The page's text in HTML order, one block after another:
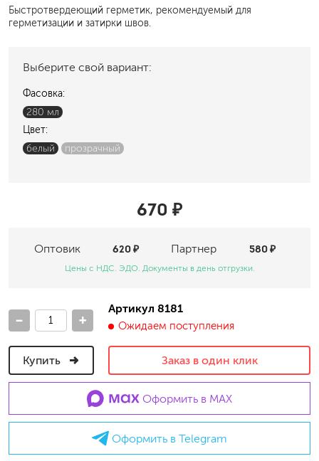
Быстротвердеющий герметик, рекомендуемый для
герметизации и затирки швов.
Выберите свой вариант:
Фасовка:
280 мл
Цвет:
белый
прозрачный
670 ₽
Оптовик Партнер
620 ₽ 580 ₽
Цены с НДС. ЭДО. Документы в день отгрузки.
- +
Артикул 8181
Ожидаем поступления
Купить Заказ в один клик
Оформить в MAX
Оформить в Telegram